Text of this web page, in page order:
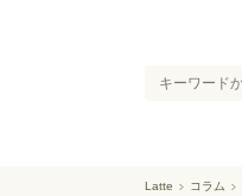
Latte コラム